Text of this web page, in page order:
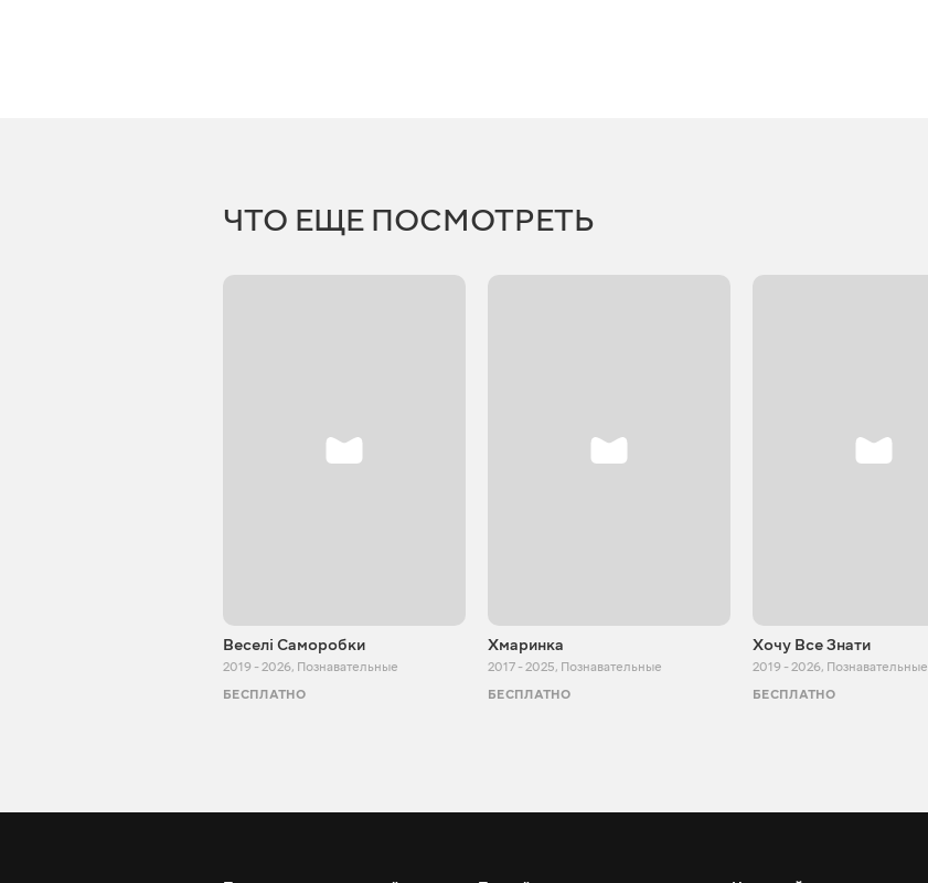
ЧТО ЕЩЕ ПОСМОТРЕТЬ
Веселі Саморобки
2019 - 2026, Познавательные
БЕСПЛАТНО
Хмаринка
2017 - 2025, Познавательные
БЕСПЛАТНО
Хочу Все Знати
2019 - 2026, Познавательные
БЕСПЛАТНО